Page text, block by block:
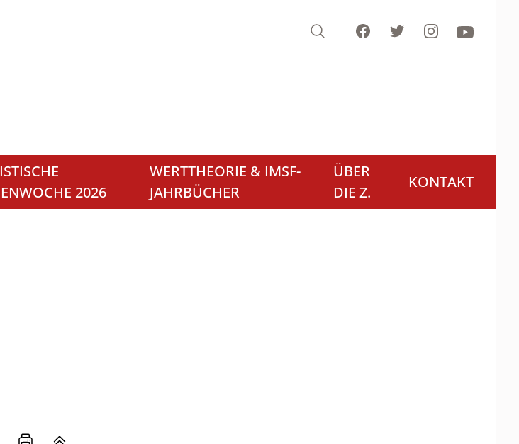
Search FacebookTwitterInstagramYoutube
2026
WERTTHEORIE & IMSF-
JAHRBÜCHER
ÜBER
DIE Z.
KONTAKT